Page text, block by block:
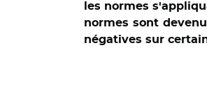
les normes
normes sont
négatives sur